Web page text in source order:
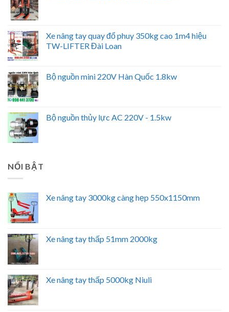
Xe nâng tay quay đổ phuy 350kg cao 1m4 hiệu
TW-LIFTER Đài Loan
Bộ nguồn mini 220V Hàn Quốc 1.8kw
Bộ nguồn thủy lực AC 220V - 1.5kw
NỔI BẬT
Xe nâng tay 3000kg càng hẹp 550x1150mm
Xe nâng tay thấp 51mm 2000kg
Xe nâng tay thấp 5000kg Niuli